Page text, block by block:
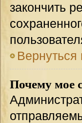
закончить
Вернуться
Почему мое